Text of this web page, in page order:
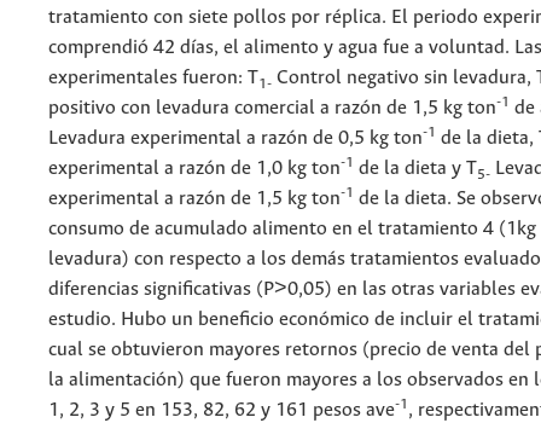
tratamiento con siete pollos por réplica. El periodo
comprendió 42 días, el alimento y agua fue a voluntad.
experimentales fueron: T1- Control negativo sin levadura,
positivo con levadura comercial a razón de 1,5 kg ton-1 de
Levadura experimental a razón de 0,5 kg ton-1 de la dieta,
experimental a razón de 1,0 kg ton-1 de la dieta y T5-
experimental a razón de 1,5 kg ton-1 de la dieta. Se
consumo de acumulado alimento en el tratamiento 4
levadura) con respecto a los demás tratamientos
diferencias significativas (P>0,05) en las otras variables
estudio. Hubo un beneficio económico de incluir el
cual se obtuvieron mayores retornos (precio de venta del
la alimentación) que fueron mayores a los observados en
1, 2, 3 y 5 en 153, 82, 62 y 161 pesos ave-1 ,